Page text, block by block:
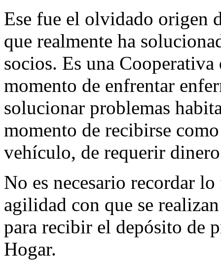
Ese fue el olvidado origen
que realmente ha
socios. Es una
momento de enfrentar
solucionar problemas
momento de recibirse
vehículo, de requerir
No es necesario recordar
agilidad con que se
para recibir el depósito de
Hogar.